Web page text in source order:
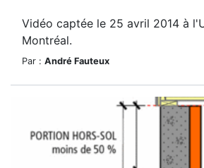
Vidéo captée le 25 avril 2014 à
Montréal.
Par : André Fauteux